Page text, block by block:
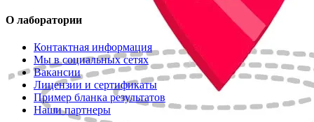
О лаборатории
Контактная информация
Мы в социальных сетях
Вакансии
Лицензии и сертификаты
Пример бланка результатов
Наши партнеры